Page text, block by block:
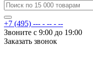
+7 (495) --- - -- - --
Звоните с 9:00 до 19:00
Заказать звонок